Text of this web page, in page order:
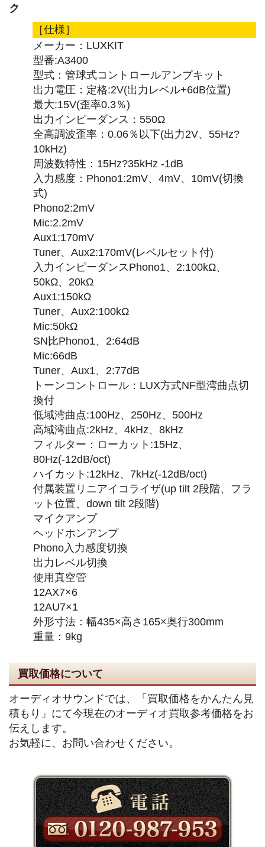
ク
［仕様］
メーカー：LUXKIT
型番:A3400
型式：管球式コントロールアンプキット
出力電圧：定格:2V(出力レベル+6dB位置)
最大:15V(歪率0.3％)
出力インピーダンス：550Ω
全高調波歪率：0.06％以下(出力2V、55Hz?
10kHz)
周波数特性：15Hz?35kHz -1dB
入力感度：Phono1:2mV、4mV、10mV(切換
式)
Phono2:2mV
Mic:2.2mV
Aux1:170mV
Tuner、Aux2:170mV(レベルセット付)
入力インピーダンスPhono1、2:100kΩ、
50kΩ、20kΩ
Aux1:150kΩ
Tuner、Aux2:100kΩ
Mic:50kΩ
SN比Phono1、2:64dB
Mic:66dB
Tuner、Aux1、2:77dB
トーンコントロール：LUX方式NF型湾曲点切
換付
低域湾曲点:100Hz、250Hz、500Hz
高域湾曲点:2kHz、4kHz、8kHz
フィルター：ローカット:15Hz、
80Hz(-12dB/oct)
ハイカット:12kHz、7kHz(-12dB/oct)
付属装置リニアイコライザ(up tilt 2段階、フラ
ット位置、down tilt 2段階)
マイクアンプ
ヘッドホンアンプ
Phono入力感度切換
出力レベル切換
使用真空管
12AX7×6
12AU7×1
外形寸法：幅435×高さ165×奥行300mm
重量：9kg
買取価格について
オーディオサウンドでは、「買取価格をかんたん見
積もり」にて今現在のオーディオ買取参考価格をお
伝えします。
お気軽に、お問い合わせください。